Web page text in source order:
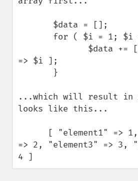
=> $i ];
...which will result in
looks like this...
=> 2, "element3" => 3,
4 ]